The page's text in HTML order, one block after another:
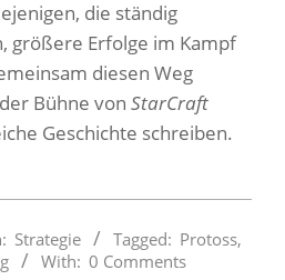
die ständig
größere Erfolge im Kampf
diesen Weg
Bühne von StarCraft
Geschichte schreiben.
Strategie Tagged: Protoss,
With: 0 Comments